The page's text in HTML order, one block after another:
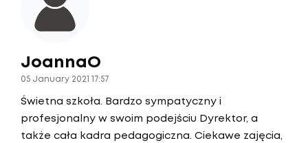
JoannaO
05 January 2021 17:57
Świetna szkoła. Bardzo sympatyczny i
profesjonalny w swoim podejściu Dyrektor, a
także cała kadra pedagogiczna. Ciekawe zajęcia,